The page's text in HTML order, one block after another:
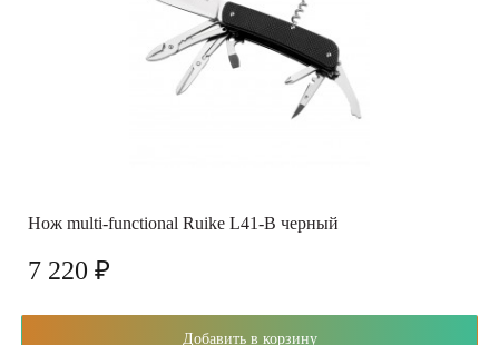
Нож multi-functional Ruike L41-B черный
7 220 ₽
Добавить в корзину